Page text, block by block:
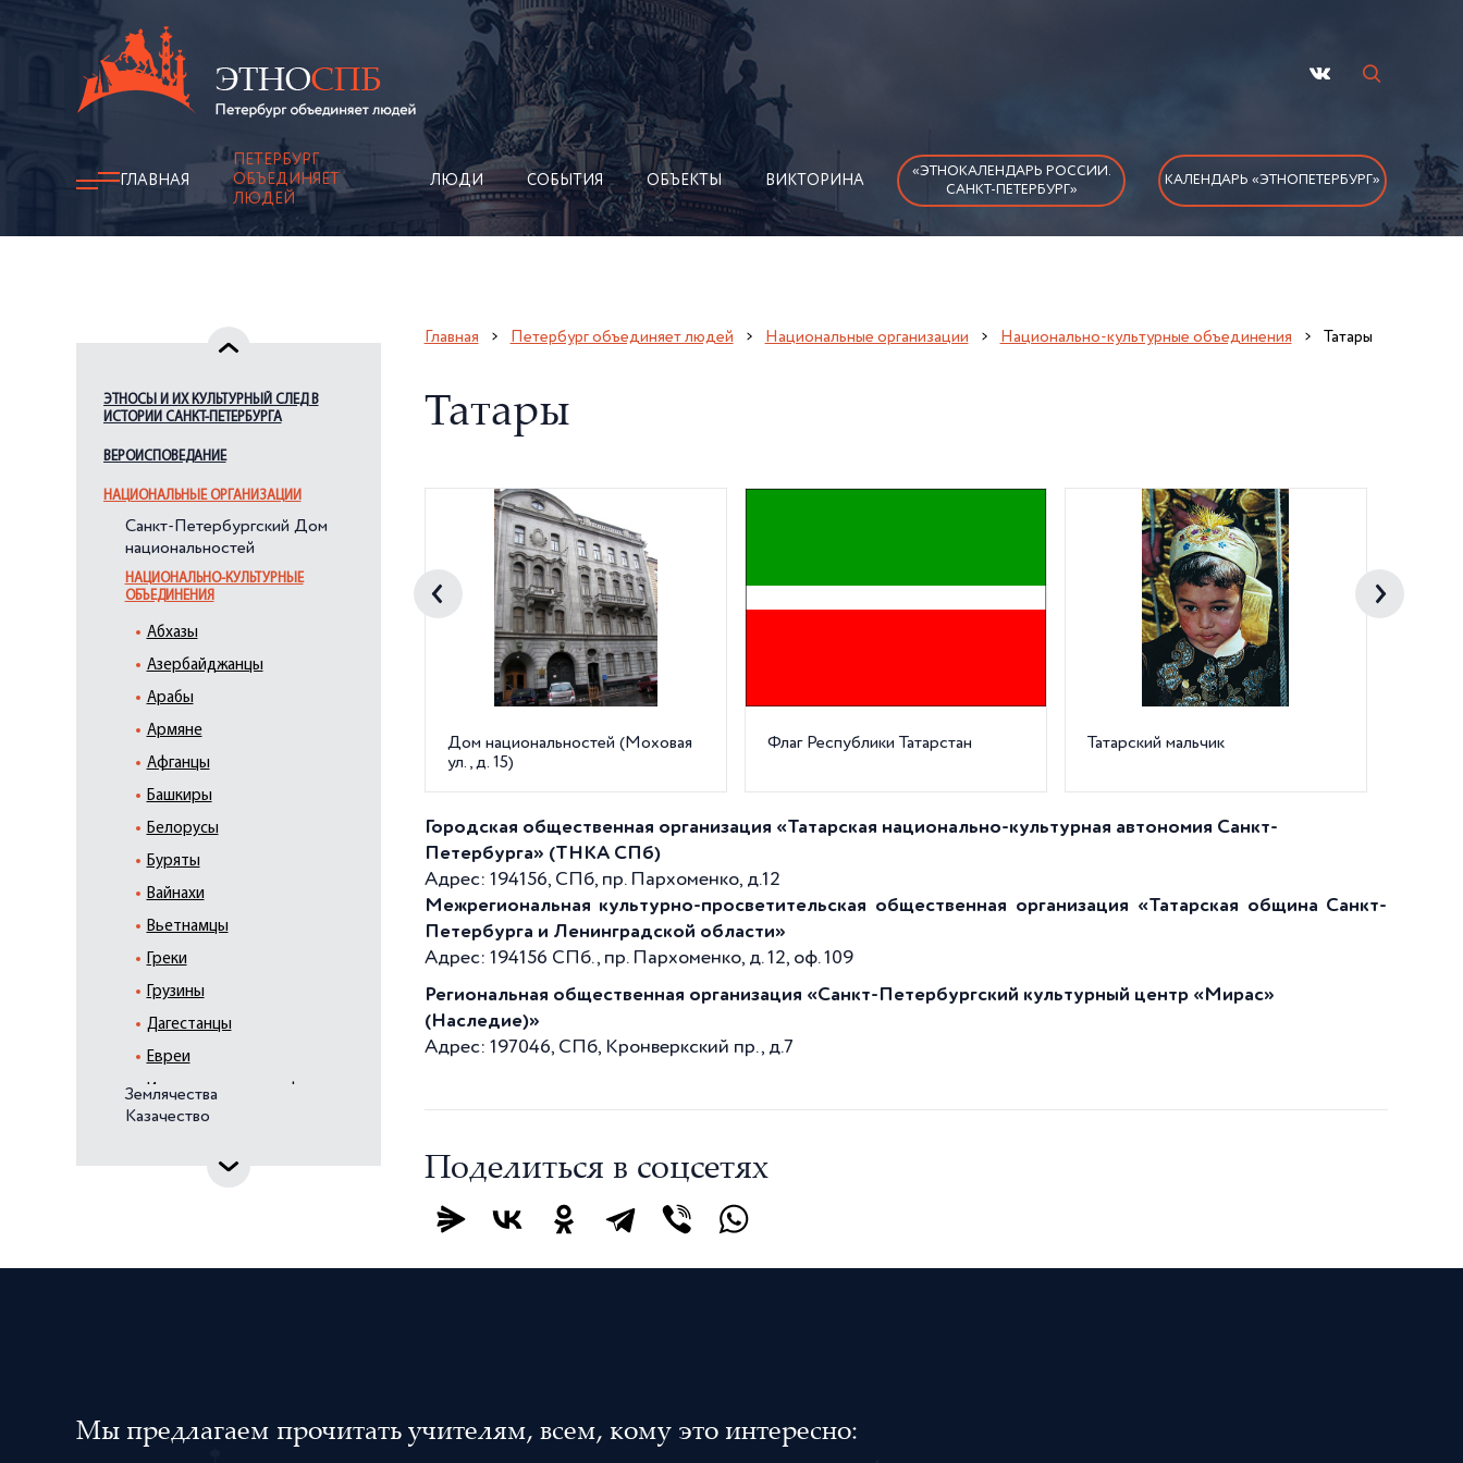
ГЛАВНАЯ
ПЕТЕРБУРГ
ОБЪЕДИНЯЕТ
ЛЮДЕЙ
ЛЮДИ СОБЫТИЯ ОБЪЕКТЫ ВИКТОРИНА
«ЭТНОКАЛЕНДАРЬ РОССИИ.
САНКТ-ПЕТЕРБУРГ»
КАЛЕНДАРЬ «ЭТНОПЕТЕРБУРГ»
ЭТНОСЫ И ИХ КУЛЬТУРНЫЙ СЛЕД В
ИСТОРИИ САНКТ-ПЕТЕРБУРГА
ВЕРОИСПОВЕДАНИЕ
НАЦИОНАЛЬНЫЕ ОРГАНИЗАЦИИ
Санкт-Петербургский Дом
национальностей
НАЦИОНАЛЬНО-КУЛЬТУРНЫЕ
ОБЪЕДИНЕНИЯ
Абхазы
Азербайджанцы
Арабы
Армяне
Афганцы
Башкиры
Белорусы
Буряты
Вайнахи
Вьетнамцы
Греки
Грузины
Дагестанцы
Евреи
Ингерманландские финны
Ингуши
Курды
Землячества
Казачество
Главная Петербург объединяет людей Национальные организации Национально-культурные объединения Татары
Татары
Дом национальностей (Моховая
ул., д. 15)
Флаг Республики Татарстан Татарский мальчик
Городская общественная организация «Татарская национально-культурная автономия Санкт-
Петербурга» (ТНКА СПб)
Адрес: 194156, СПб, пр. Пархоменко, д.12
Межрегиональная культурно-просветительская общественная организация «Татарская община Санкт-
Петербурга и Ленинградской области»
Адрес: 194156 СПб., пр. Пархоменко, д. 12, оф. 109
Региональная общественная организация «Санкт-Петербургский культурный центр «Мирас»
(Наследие)»
Адрес: 197046, СПб, Кронверкский пр., д.7
Поделиться в соцсетях
Мы предлагаем прочитать учителям, всем, кому это интересно: